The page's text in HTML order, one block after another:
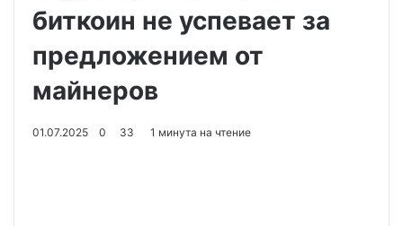
биткоин не успевает за
предложением от
майнеров
01.07.2025 0 33 1 минута на чтение